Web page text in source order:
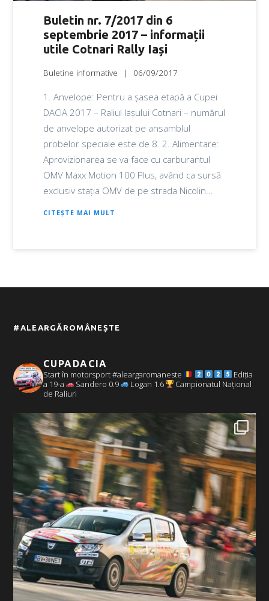
Buletin nr. 7/2017 din 6
septembrie 2017 – informații
utile Cotnari Rally Iași
Buletine informative 06/09/2017
1. Anvelope: Pentru a șasea etapă a Cupei
DACIA 2017 – Raliul Iașului Cotnari – numărul
de anvelope autorizat pe ansamblul
probelor speciale este de 8. 2. Alimentare:
Aprovizionarea se va face cu carburantul
OMV Maxx Motion 100 Plus, având ca sursă
exclusiv stația OMV de pe strada Nicolin...
CITEȘTE MAI MULT
#ALEARGĂROMÂNEȘTE
CUPADACIA
Start în motorsport #aleargaromaneste
Ediția
a 19-a
Sandero 0.9 Logan 1.6
Campionatul Național
de Raliuri